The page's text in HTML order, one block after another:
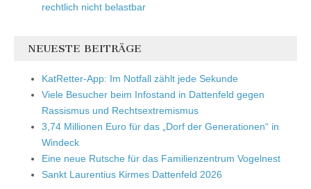
rechtlich nicht belastbar
NEUESTE BEITRÄGE
KatRetter-App: Im Notfall zählt jede Sekunde
Viele Besucher beim Infostand in Dattenfeld gegen
Rassismus und Rechtsextremismus
3,74 Millionen Euro für das „Dorf der Generationen“ in
Windeck
Eine neue Rutsche für das Familienzentrum Vogelnest
Sankt Laurentius Kirmes Dattenfeld 2026